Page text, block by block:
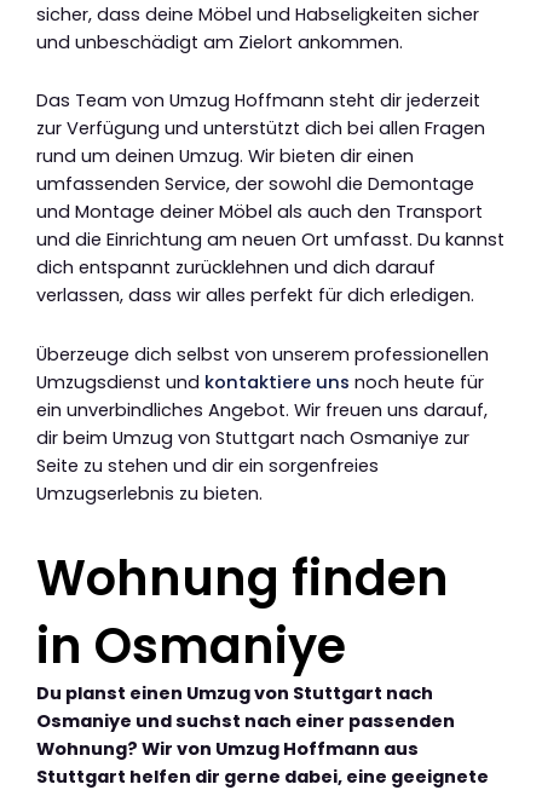
sicher, dass deine Möbel und Habseligkeiten sicher
und unbeschädigt am Zielort ankommen.
Das Team von Umzug Hoffmann steht dir jederzeit
zur Verfügung und unterstützt dich bei allen Fragen
rund um deinen Umzug. Wir bieten dir einen
umfassenden Service, der sowohl die Demontage
und Montage deiner Möbel als auch den Transport
und die Einrichtung am neuen Ort umfasst. Du kannst
dich entspannt zurücklehnen und dich darauf
verlassen, dass wir alles perfekt für dich erledigen.
Überzeuge dich selbst von unserem professionellen
Umzugsdienst und kontaktiere uns noch heute für
ein unverbindliches Angebot. Wir freuen uns darauf,
dir beim Umzug von Stuttgart nach Osmaniye zur
Seite zu stehen und dir ein sorgenfreies
Umzugserlebnis zu bieten.
Wohnung finden
in Osmaniye
Du planst einen Umzug von Stuttgart nach
Osmaniye und suchst nach einer passenden
Wohnung? Wir von Umzug Hoffmann aus
Stuttgart helfen dir gerne dabei, eine geeignete